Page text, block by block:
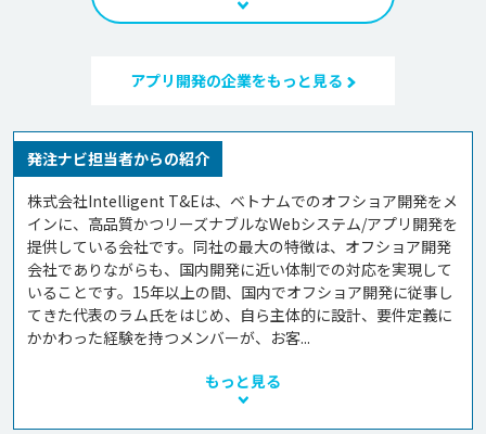
アプリ開発の企業をもっと見る
発注ナビ担当者からの紹介
株式会社Intelligent T&Eは、ベトナムでのオフショア開発をメ
インに、高品質かつリーズナブルなWebシステム/アプリ開発を
提供している会社です。同社の最大の特徴は、オフショア開発
会社でありながらも、国内開発に近い体制での対応を実現して
いることです。15年以上の間、国内でオフショア開発に従事し
てきた代表のラム氏をはじめ、自ら主体的に設計、要件定義に
かかわった経験を持つメンバーが、お客...
もっと見る